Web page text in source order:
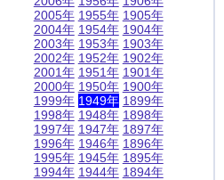
2005年
2004年
2003年
2002年
2001年
2000年
1999年
1998年
1997年
1996年
1995年
1994年
1955年
1954年
1953年
1952年
1951年
1950年
1949年
1948年
1947年
1946年
1945年
1944年
1905年
1904年
1903年
1902年
1901年
1900年
1899年
1898年
1897年
1896年
1895年
1894年